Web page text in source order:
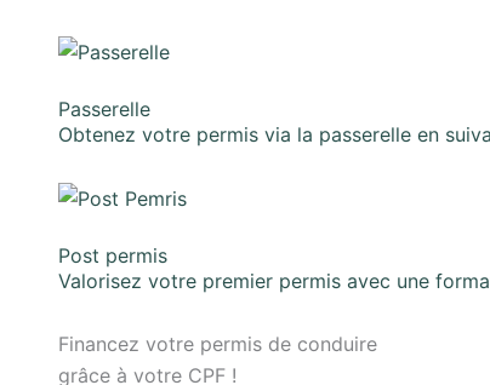
Passerelle
Obtenez votre permis via la passerelle en
Post permis
Valorisez votre premier permis avec une
Financez votre permis de conduire
grâce à votre CPF !